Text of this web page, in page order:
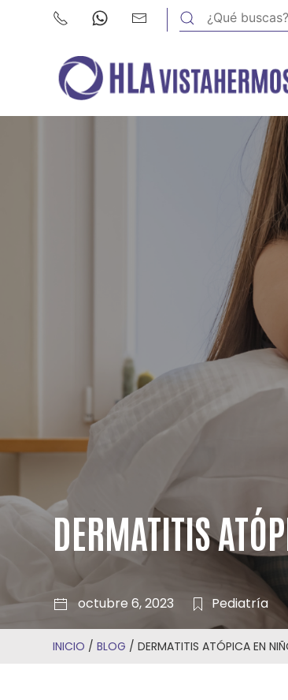
DERMATITIS
octubre 6, 2023 Pediatría
INICIO /BLOG /DERMATITIS ATÓPICA EN